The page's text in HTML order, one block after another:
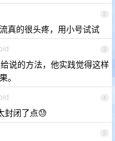
2
真的很头疼，用小号试试
3
说的方法，他实践觉得这样
。
4
封闭了点😓
5